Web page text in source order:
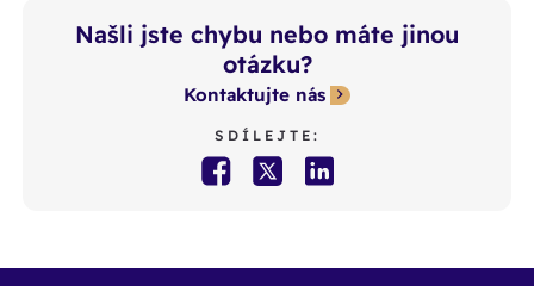
Našli jste chybu nebo máte jinou
otázku?
Kontaktujte nás
SDÍLEJTE: